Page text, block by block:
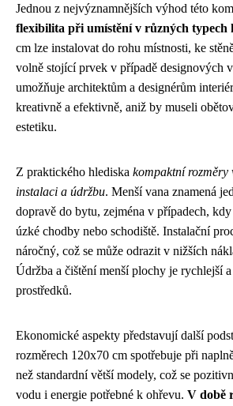
Jednou z nejvýznamnějších výhod této
flexibilita při umístění v různých typech
cm lze instalovat do rohu místnosti, ke
volně stojící prvek v případě designových
umožňuje architektům a designérům
kreativně a efektivně, aniž by museli
estetiku.
Z praktického hlediska kompaktní rozměry
instalaci a údržbu. Menší vana znamená
dopravě do bytu, zejména v případech,
úzké chodby nebo schodiště. Instalační
náročný, což se může odrazit v nižších
Údržba a čištění menší plochy je rychlejší
prostředků.
Ekonomické aspekty představují další
rozměrech 120x70 cm spotřebuje při
než standardní větší modely, což se
vodu i energie potřebné k ohřevu. V době